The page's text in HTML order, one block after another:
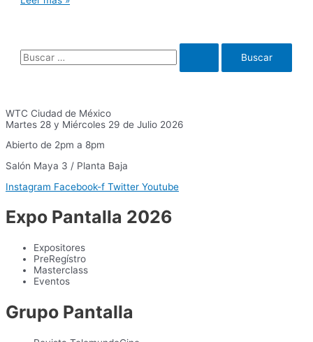
Riggings,
accesorios
B
c
a
r
:
WTC Ciudad de México
Martes 28 y Miércoles 29 de Julio 2026
Abierto de 2pm a 8pm
Salón Maya 3 / Planta Baja
Instagram Facebook-f Twitter Youtube
Expo Pantalla 2026
Expositores
PreRegístro
Masterclass
Eventos
Grupo Pantalla